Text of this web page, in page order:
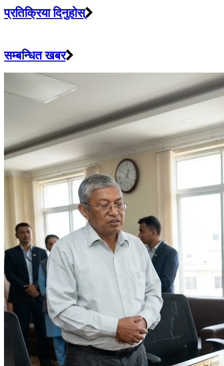
प्रतिक्रिया दिनुहोस्
सम्बन्धित खबर